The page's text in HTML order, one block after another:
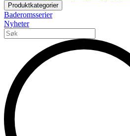
Produktkategorier
Baderomsserier
Nyheter